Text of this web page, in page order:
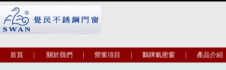
首頁 | 關於我們 | 營業項目 | 鵝牌氣密窗 | 產品介紹